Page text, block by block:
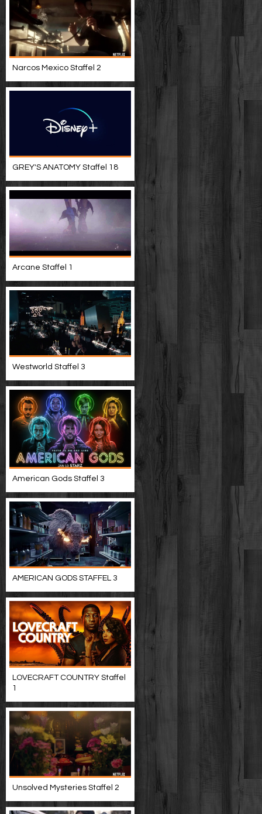
Narcos Mexico Staffel 2
GREY'S ANATOMY Staffel 18
Arcane Staffel 1
Westworld Staffel 3
American Gods Staffel 3
AMERICAN GODS STAFFEL 3
LOVECRAFT COUNTRY Staffel
1
Unsolved Mysteries Staffel 2